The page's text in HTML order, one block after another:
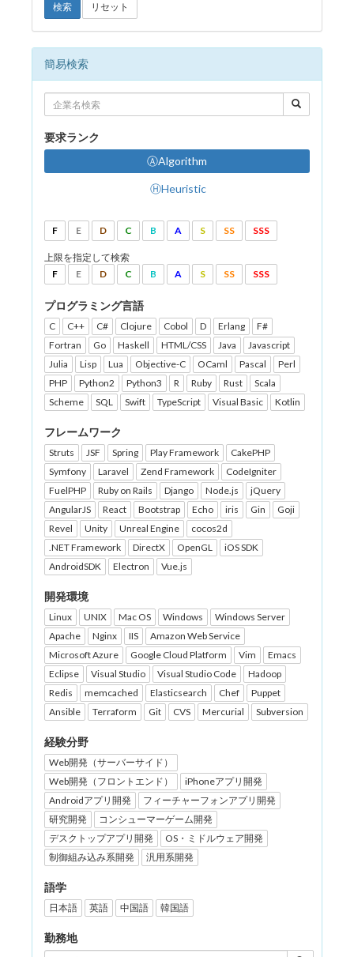
検索 リセット
簡易検索
要求ランク
ⒶAlgorithm
ⒽHeuristic
F E D C B A S SS SSS
上限を指定して検索
F
E D C B A S SS SSS
プログラミング言語
C C++ C# Clojure Cobol D Erlang
F#
Fortran
Go Haskell HTML/CSS Java
Javascript
Julia
Lisp Lua Objective-C OCaml Pascal
Perl
PHP
Python2 Python3 R Ruby Rust
Scala
Scheme
SQL Swift TypeScript Visual Basic Kotlin
フレームワーク
Struts JSF Spring Play Framework
CakePHP
Symfony
Laravel Zend Framework
CodeIgniter
FuelPHP
Ruby on Rails Django Node.js
jQuery
AngularJS
React Bootstrap Echo iris Gin
Goji
Revel
Unity Unreal Engine
cocos2d
.NET Framework
DirectX OpenGL
iOS SDK
AndroidSDK
Electron Vue.js
開発環境
Linux UNIX Mac OS Windows
Windows Server
Apache
Nginx IIS
Amazon Web Service
Microsoft Azure
Google Cloud Platform Vim
Emacs
Eclipse
Visual Studio Visual Studio Code
Hadoop
Redis
memcached Elasticsearch Chef
Puppet
Ansible
Terraform Git CVS Mercurial Subversion
経験分野
Web開発（サーバーサイド）
Web開発（フロントエンド）
iPhoneアプリ開発
Androidアプリ開発
フィーチャーフォンアプリ開発
研究開発
コンシューマーゲーム開発
デスクトップアプリ開発
OS・ミドルウェア開発
制御組み込み系開発
汎用系開発
語学
日本語 英語 中国語 韓国語
勤務地